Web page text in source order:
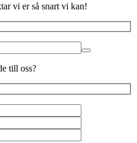
vi er så snart vi kan!
till oss?